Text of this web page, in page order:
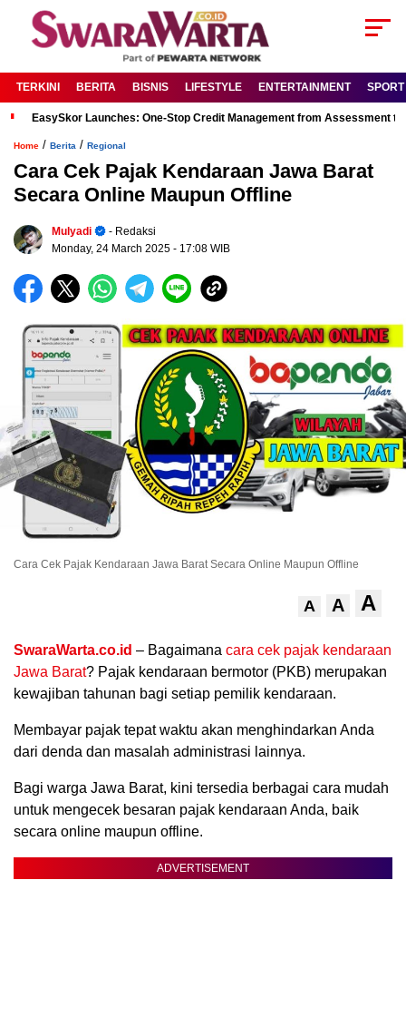
TERKINI BERITA BISNIS LIFESTYLE ENTERTAINMENT SPORT
EasySkor Launches: One-Stop Credit Management from Assessment
Home / Berita / Regional
Cara Cek Pajak Kendaraan Jawa Barat
Secara Online Maupun Offline
Mulyadi
- Redaksi
Monday, 24 March 2025 - 17:08 WIB
Cara Cek Pajak Kendaraan Jawa Barat Secara Online Maupun Offline
A A A
SwaraWarta.co.id – Bagaimana cara cek pajak kendaraan
Jawa Barat? Pajak kendaraan bermotor (PKB) merupakan
kewajiban tahunan bagi setiap pemilik kendaraan.
Membayar pajak tepat waktu akan menghindarkan Anda
dari denda dan masalah administrasi lainnya.
Bagi warga Jawa Barat, kini tersedia berbagai cara mudah
untuk mengecek besaran pajak kendaraan Anda, baik
secara online maupun offline.
ADVERTISEMENT